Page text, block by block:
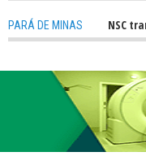
PARÁ DE MINAS
de órgãos no HNSC